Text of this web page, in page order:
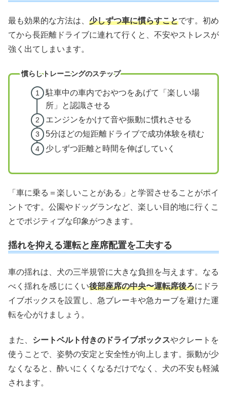
最も効果的な方法は、 少しずつ車に慣らすことです。初め
てから長距離ドライブに連れて行くと、不安やストレスが
強く出てしまいます。
慣らしトレーニングのステップ
駐車中の車内でおやつをあげて「楽しい場
所」と認識させる
エンジンをかけて音や振動に慣れさせる
5分ほどの短距離ドライブで成功体験を積む
少しずつ距離と時間を伸ばしていく
「車に乗る＝楽しいことがある」と学習させることがポイ
ントです。公園やドッグランなど、楽しい目的地に行くこ
とでポジティブな印象がつきます。
揺れを抑える運転と座席配置を工夫する
車の揺れは、犬の三半規管に大きな負担を与えます。なる
べく揺れを感じにくい後部座席の中央〜運転席後ろにドラ
イブボックスを設置し、急ブレーキや急カーブを避けた運
転を心がけましょう。
また、 シートベルト付きのドライブボックスやクレートを
使うことで、姿勢の安定と安全性が向上します。振動が少
なくなると、酔いにくくなるだけでなく、犬の不安も軽減
されます。